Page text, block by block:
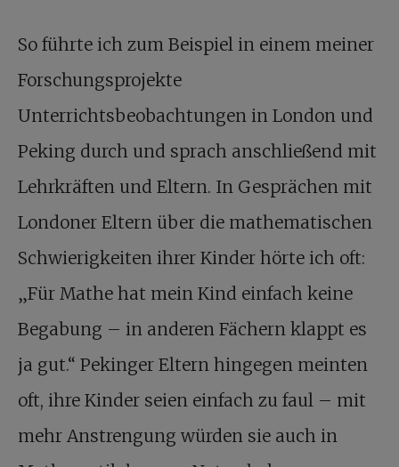
So führte ich zum Beispiel in einem meiner
Forschungsprojekte
Unterrichtsbeobachtungen in London und
Peking durch und sprach anschließend mit
Lehrkräften und Eltern. In Gesprächen mit
Londoner Eltern über die mathematischen
Schwierigkeiten ihrer Kinder hörte ich oft:
„Für Mathe hat mein Kind einfach keine
Begabung – in anderen Fächern klappt es
ja gut.“ Pekinger Eltern hingegen meinten
oft, ihre Kinder seien einfach zu faul – mit
mehr Anstrengung würden sie auch in